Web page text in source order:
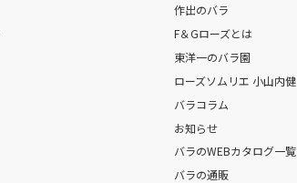
作出のバラ
F＆Gローズとは
東洋一のバラ園
ローズソムリエ 小山内健
バラコラム
お知らせ
バラのWEBカタログ一覧
バラの通販